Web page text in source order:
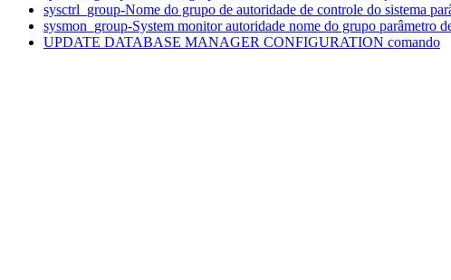
sysctrl_group-Nome do grupo de autoridade de controle do sistema
sysmon_group-System monitor autoridade nome do grupo parâmetro
UPDATE DATABASE MANAGER CONFIGURATION comando